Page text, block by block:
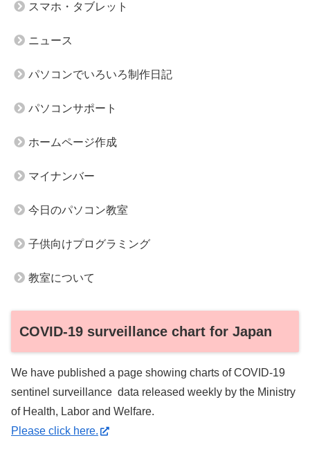
スマホ・タブレット
ニュース
パソコンでいろいろ制作日記
パソコンサポート
ホームページ作成
マイナンバー
今日のパソコン教室
子供向けプログラミング
教室について
COVID-19 surveillance chart for Japan
We have published a page showing charts of COVID-19
sentinel surveillance data released weekly by the Ministry
of Health, Labor and Welfare.
Please click here.